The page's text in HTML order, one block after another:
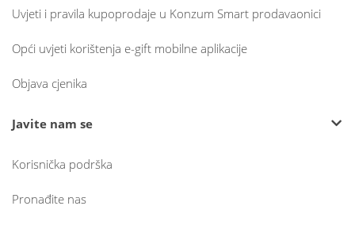
Uvjeti i pravila kupoprodaje u Konzum Smart prodavaonici
Opći uvjeti korištenja e-gift mobilne aplikacije
Objava cjenika
Javite nam se
Korisnička podrška
Pronađite nas